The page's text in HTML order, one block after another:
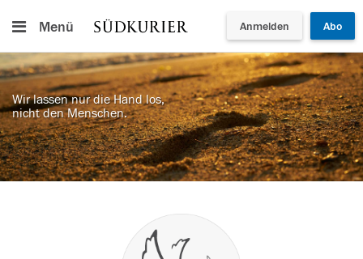
Menü Anmelden Abo
Wir lassen nur die Hand los,
nicht den Menschen.